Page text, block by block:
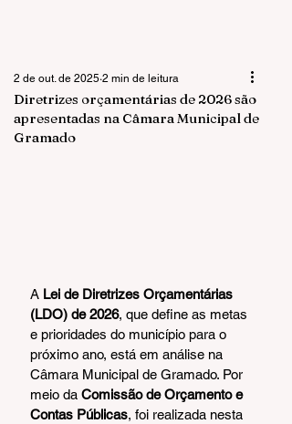
Diretrizes orçamentárias de 2026 são
apresentadas na Câmara Municipal de
Gramado
2 de out. de 2025 2 min de leitura
A Lei de Diretrizes Orçamentárias
(LDO) de 2026, que define as metas
e prioridades do município para o
próximo ano, está em análise na
Câmara Municipal de Gramado. Por
meio da Comissão de Orçamento e
Contas Públicas, foi realizada nesta